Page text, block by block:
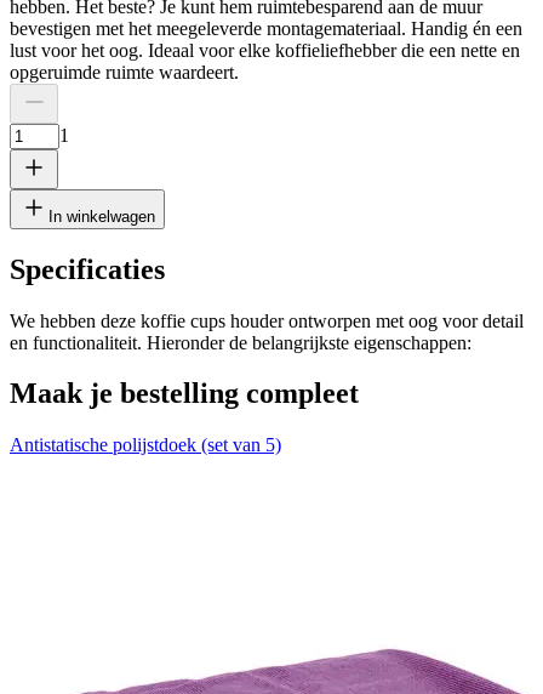
hebben. Het beste? Je kunt hem ruimtebesparend aan de muur
bevestigen met het meegeleverde montagemateriaal. Handig én een
lust voor het oog. Ideaal voor elke koffieliefhebber die een nette en
opgeruimde ruimte waardeert.
1
In winkelwagen
Specificaties
We hebben deze koffie cups houder ontworpen met oog voor detail
en functionaliteit. Hieronder de belangrijkste eigenschappen:
Maak je bestelling compleet
Antistatische polijstdoek (set van 5)